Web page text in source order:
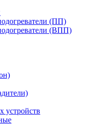
(ПП)
(ВПП)
устройств